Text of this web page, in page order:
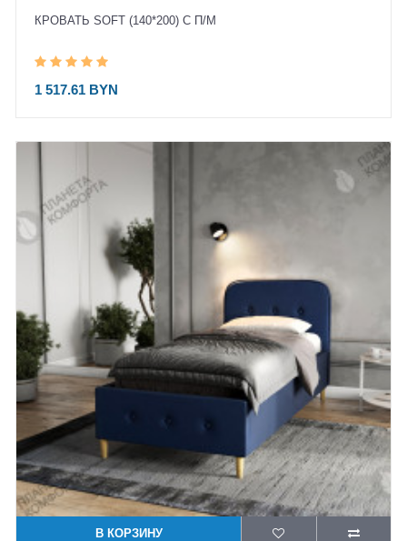
КРОВАТЬ SOFT (140*200) С П/М
1 517.61 BYN
В КОРЗИНУ